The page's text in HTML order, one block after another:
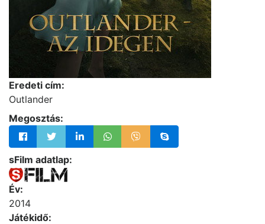
Eredeti cím:
Outlander
Megosztás:
sFilm adatlap:
Év:
2014
Játékidő: